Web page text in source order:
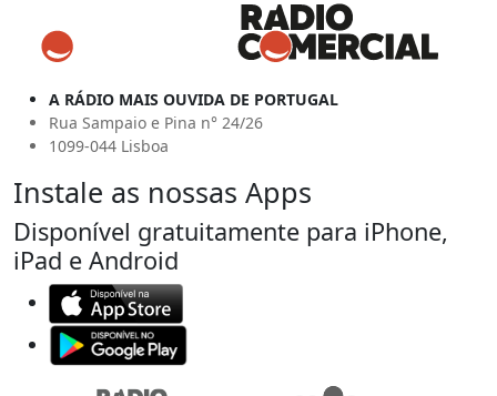
A RÁDIO MAIS OUVIDA DE PORTUGAL
Rua Sampaio e Pina n° 24/26
1099-044 Lisboa
Instale as nossas Apps
Disponível gratuitamente para iPhone,
iPad e Android